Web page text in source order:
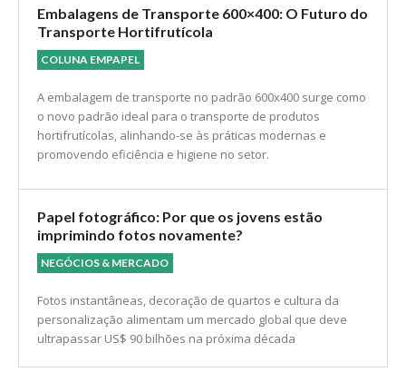
INDÚSTRIA
ANDRITZ fornecerá serviços de manutenção para o Projeto
Cerrado, da Suzano, em Ribas do Rio Pardo
Embalagens de Transporte 600×400: O Futuro do
Transporte Hortifrutícola
A embalagem de transporte no padrão 600x400 surge como
o novo padrão ideal para o transporte de produtos
hortifrutícolas, alinhando-se às práticas modernas e
promovendo eficiência e higiene no setor.
Papel fotográfico: Por que os jovens estão